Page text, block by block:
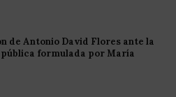
de Antonio David Flores ante la
pública formulada por María